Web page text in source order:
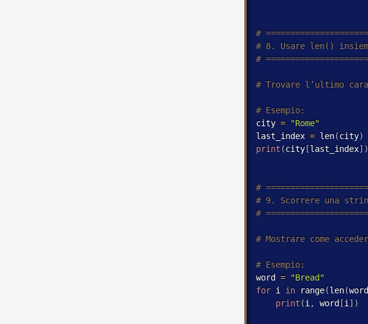
city =
"Rome"
last_index = len(city)
print (city[last_index] )
word =
"Bread"
for i in range(len(word
print (i , word [i ] )